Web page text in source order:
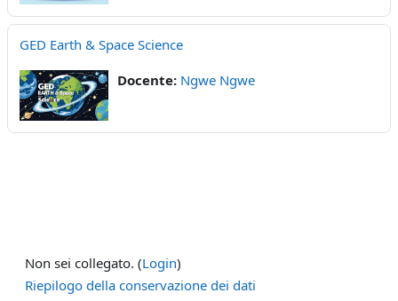
GED Earth & Space Science
Docente: Ngwe Ngwe
Non sei collegato. (Login)
Riepilogo della conservazione dei dati